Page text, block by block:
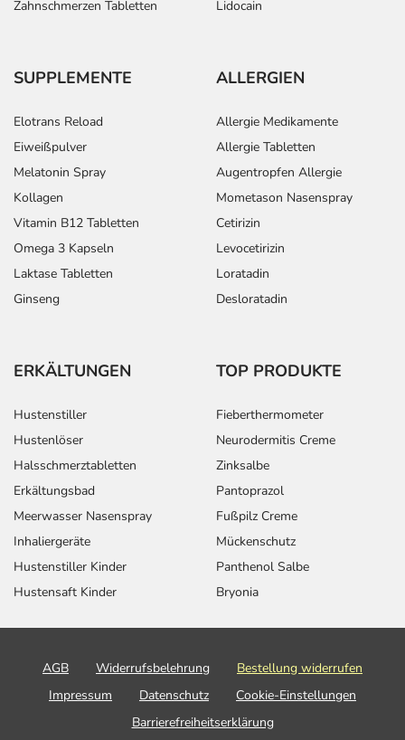
Zahnschmerzen Tabletten Lidocain
SUPPLEMENTE
Elotrans Reload
Eiweißpulver
Melatonin Spray
Kollagen
Vitamin B12 Tabletten
Omega 3 Kapseln
Laktase Tabletten
Ginseng
ALLERGIEN
Allergie Medikamente
Allergie Tabletten
Augentropfen Allergie
Mometason Nasenspray
Cetirizin
Levocetirizin
Loratadin
Desloratadin
ERKÄLTUNGEN
Hustenstiller
Hustenlöser
Halsschmerztabletten
Erkältungsbad
Meerwasser Nasenspray
Inhaliergeräte
Hustenstiller Kinder
Hustensaft Kinder
TOP PRODUKTE
Fieberthermometer
Neurodermitis Creme
Zinksalbe
Pantoprazol
Fußpilz Creme
Mückenschutz
Panthenol Salbe
Bryonia
AGB Widerrufsbelehrung
Bestellung widerrufen
Impressum
Datenschutz
Cookie-Einstellungen
Barrierefreiheitserklärung